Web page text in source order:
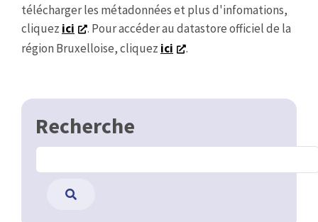
télécharger les métadonnées et plus d'infomations,
cliquez ici
. Pour accéder au datastore officiel de la
région Bruxelloise, cliquez ici .
Recherche